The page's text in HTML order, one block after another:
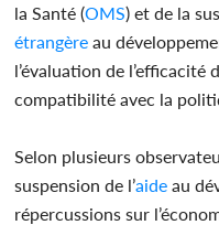
la Santé (OMS) et de la
étrangère au
l’évaluation de l’efficacité
compatibilité avec la
Selon plusieurs
suspension de l’aide au
répercussions sur